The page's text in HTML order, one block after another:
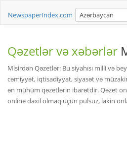
NewspaperIndex.com Azərbaycan
Qəzetlər və xəbərlər
Misirdən Qəzetlər: Bu siyahısı milli və
cəmiyyət, iqtisadiyyat, siyasət və
ən mühüm qəzetlərin ibarətdir. Qəzet
online daxil olmaq üçün pulsuz, lakin